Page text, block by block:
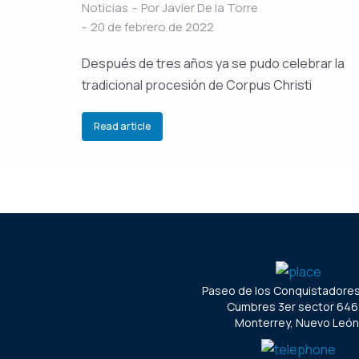
Noticias PorJavier De la Torre
20 de febrero de 2022
Después de tres años ya se pudo celebrar la
tradicional procesión de Corpus Christi
Read article
Paseo de los
Cumbres 3er sector
Monterrey, Nuevo